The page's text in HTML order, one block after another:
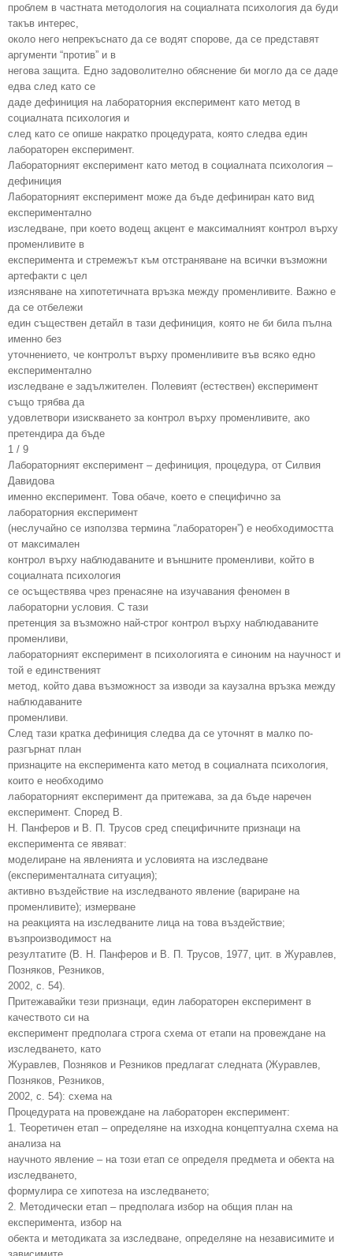
проблем в частната методология на социалната психология да буди
такъв интерес,
около него непрекъснато да се водят спорове, да се представят
аргументи “против” и в
негова защита. Едно задоволително обяснение би могло да се даде
едва след като се
даде дефиниция на лабораторния експеримент като метод в
социалната психология и
след като се опише накратко процедурата, която следва един
лабораторен експеримент.
Лабораторният експеримент като метод в социалната психология –
дефиниция
Лабораторният експеримент може да бъде дефиниран като вид
експериментално
изследване, при което водещ акцент е максималният контрол върху
променливите в
експеримента и стремежът към отстраняване на всички възможни
артефакти с цел
изясняване на хипотетичната връзка между променливите. Важно е
да се отбележи
един съществен детайл в тази дефиниция, която не би била пълна
именно без
уточнението, че контролът върху променливите във всяко едно
експериментално
изследване е задължителен. Полевият (естествен) експеримент
също трябва да
удовлетвори изискването за контрол върху променливите, ако
претендира да бъде
1 / 9
Лабораторният експеримент – дефиниция, процедура, от Силвия
Давидова
именно експеримент. Това обаче, което е специфично за
лабораторния експеримент
(неслучайно се използва термина “лабораторен”) е необходимостта
от максимален
контрол върху наблюдаваните и външните променливи, който в
социалната психология
се осъществява чрез пренасяне на изучавания феномен в
лабораторни условия. С тази
претенция за възможно най-строг контрол върху наблюдаваните
променливи,
лабораторният експеримент в психологията е синоним на научност и
той е единственият
метод, който дава възможност за изводи за каузална връзка между
наблюдаваните
променливи.
След тази кратка дефиниция следва да се уточнят в малко по-
разгърнат план
признаците на експеримента като метод в социалната психология,
които е необходимо
лабораторният експеримент да притежава, за да бъде наречен
експеримент. Според В.
Н. Панферов и В. П. Трусов сред специфичните признаци на
експеримента се явяват:
моделиране на явленията и условията на изследване
(експерименталната ситуация);
активно въздействие на изследваното явление (вариране на
променливите); измерване
на реакцията на изследваните лица на това въздействие;
възпроизводимост на
резултатите (В. Н. Панферов и В. П. Трусов, 1977, цит. в Журавлев,
Позняков, Резников,
2002, с. 54).
Притежавайки тези признаци, един лабораторен експеримент в
качеството си на
експеримент предполага строга схема от етапи на провеждане на
изследването, като
Журавлев, Позняков и Резников предлагат следната (Журавлев,
Позняков, Резников,
2002, с. 54): схема на
Процедурата на провеждане на лабораторен експеримент:
1. Теоретичен етап – определяне на изходна концептуална схема на
анализа на
научното явление – на този етап се определя предмета и обекта на
изследването,
формулира се хипотеза на изследването;
2. Методически етап – предполага избор на общия план на
експеримента, избор на
обекта и методиката за изследване, определяне на независимите и